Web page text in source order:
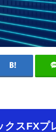
クスFXプ